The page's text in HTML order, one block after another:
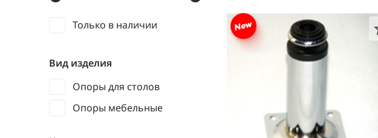
Только в наличии
Вид изделия
Опоры для столов
Опоры мебельные